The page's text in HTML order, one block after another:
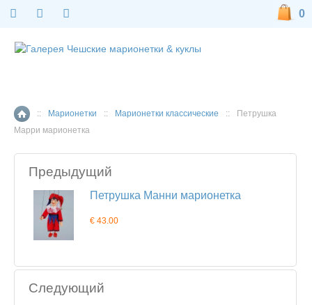
Главная страница
:: Марионетки :: Марионетки классические ::
Петрушка
Марри марионетка
Предыдущий
Петрушка Манни марионетка
€ 43.00
Следующий
0